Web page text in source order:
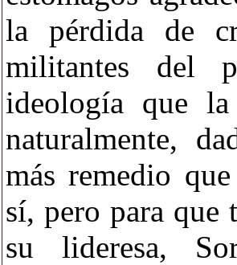
la pérdida de
militantes del
ideología que
naturalmente,
más remedio
sí, pero para que
su lideresa,